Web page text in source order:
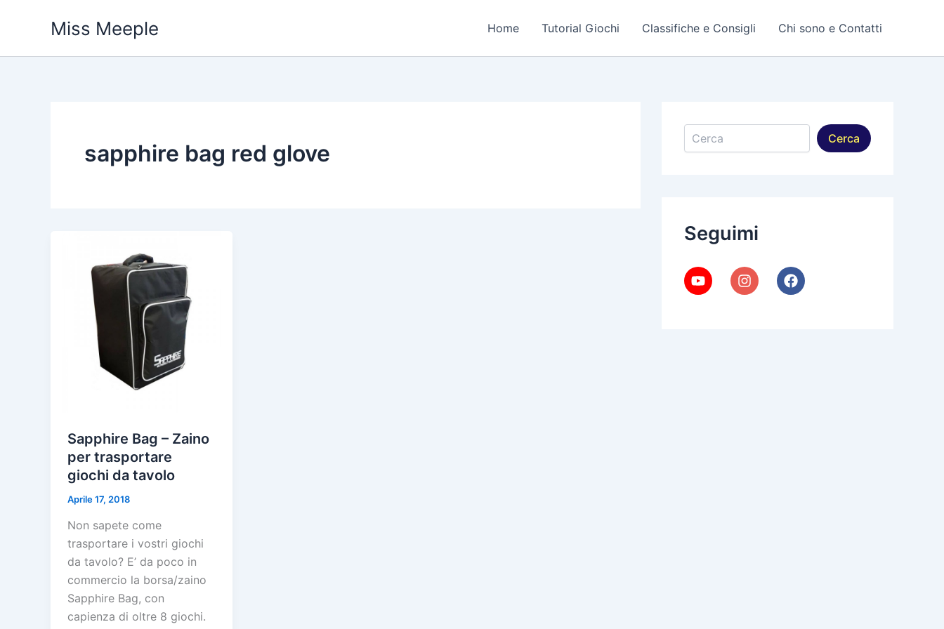
Miss Meeple Home Tutorial Giochi Classifiche e Consigli Chi sono e Contatti
sapphire bag red glove
Sapphire Bag – Zaino
per trasportare
giochi da tavolo
Aprile 17, 2018
Non sapete come
trasportare i vostri giochi
da tavolo? E’ da poco in
commercio la borsa/zaino
Sapphire Bag, con
capienza di oltre 8 giochi.
Cerca
Cerca
Seguimi